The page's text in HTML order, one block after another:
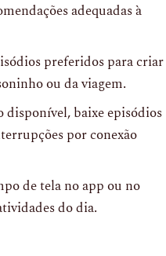
adequadas à
preferidos para criar
ou da viagem.
disponível, baixe episódios
por conexão
de tela no app ou no
do dia.